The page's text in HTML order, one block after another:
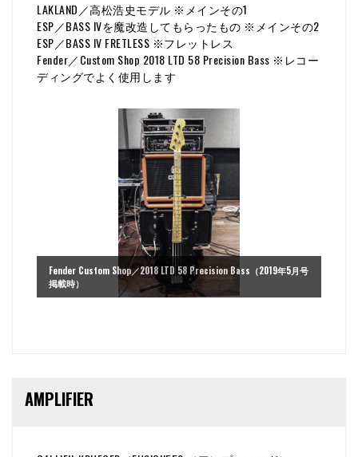
LAKLAND／高松浩史モデル ※メインその1
ESP／BASS IVを魔改造してもらったもの ※メインその2
ESP／BASS IV FRETLESS ※フレットレス
Fender／Custom Shop 2018 LTD 58 Precision Bass ※レコー
ディングでよく使用します
Fender Custom Shop／2018 LTD 58 Precision Bass（2019年5月号
掲載時）
AMPLIFIER